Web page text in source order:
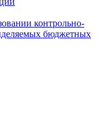
контрольно-
бюджетных